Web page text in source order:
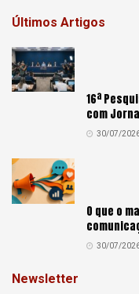
Últimos Artigos
16ª
com
30/07/
O que o
30/07/
Newsletter